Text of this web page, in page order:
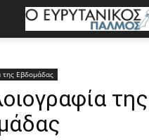
της Εβδομάδας
της